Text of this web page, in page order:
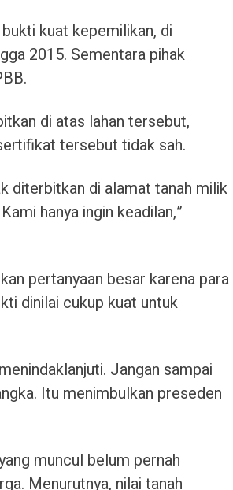
kuat kepemilikan, di
2015. Sementara pihak
di atas lahan tersebut,
tersebut tidak sah.
diterbitkan di alamat tanah milik
hanya ingin keadilan,”
pertanyaan besar karena para
dinilai cukup kuat untuk
Jangan sampai
Itu menimbulkan preseden
muncul belum pernah
Menurutnya, nilai tanah